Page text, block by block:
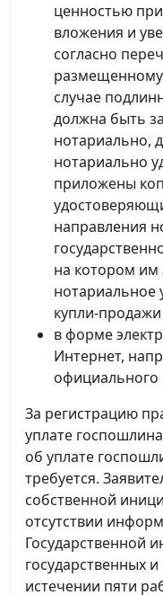
ценностью
вложения и
согласно
размещенному
случае
должна быть
нотариально,
нотариально
приложены
направления
на котором им
нотариальное
купли-продажи
в форме
Интернет,
официального
За регистрацию
уплате
об уплате
требуется.
собственной
отсутствии
Государственной
государственных
истечении пяти